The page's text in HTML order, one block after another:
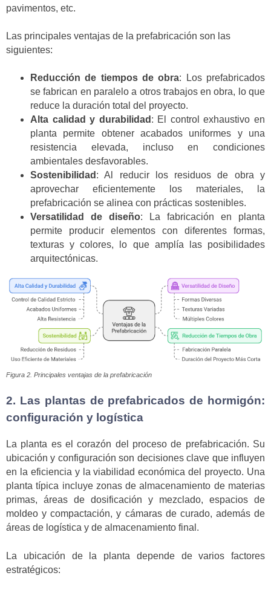
pavimentos, etc.
Las principales ventajas de la prefabricación son las
siguientes:
Reducción de tiempos de obra: Los prefabricados
se fabrican en paralelo a otros trabajos en obra, lo que
reduce la duración total del proyecto.
Alta calidad y durabilidad : El control exhaustivo en
planta permite obtener acabados uniformes y una
resistencia elevada, incluso en condiciones
ambientales desfavorables.
Sostenibilidad : Al reducir los residuos de obra y
aprovechar eficientemente los materiales, la
prefabricación se alinea con prácticas sostenibles.
Versatilidad de diseño: La fabricación en planta
permite producir elementos con diferentes formas,
texturas y colores, lo que amplía las posibilidades
arquitectónicas.
Figura 2. Principales ventajas de la prefabricación
2. Las plantas de prefabricados de hormigón:
configuración y logística
La planta es el corazón del proceso de prefabricación. Su
ubicación y configuración son decisiones clave que influyen
en la eficiencia y la viabilidad económica del proyecto. Una
planta típica incluye zonas de almacenamiento de materias
primas, áreas de dosificación y mezclado, espacios de
moldeo y compactación, y cámaras de curado, además de
áreas de logística y de almacenamiento final.
La ubicación de la planta depende de varios factores
estratégicos: